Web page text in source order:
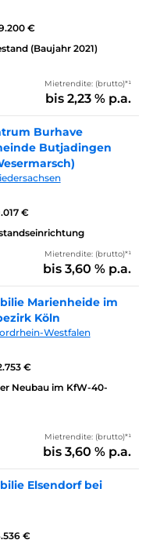
€
(Baujahr 2021)
Mietrendite: (brutto)*¹
bis 2,23 % p.a.
Burhave
Butjadingen
€
Mietrendite: (brutto)*¹
bis 3,60 % p.a.
Marienheide im
Köln
Westfalen
€
Neubau im KfW-40-
Mietrendite: (brutto)*¹
bis 3,60 % p.a.
Elsendorf bei
€